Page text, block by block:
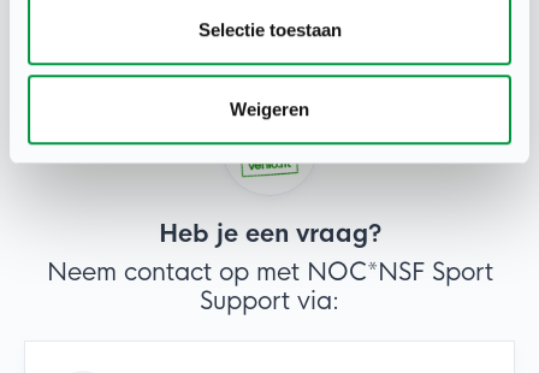
Selectie toestaan
Weigeren
Heb je een vraag?
Neem contact op met NOC*NSF Sport
Support via: